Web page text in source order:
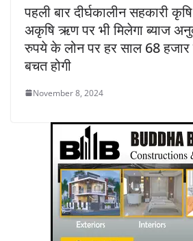
पहली बार दीर्घकालीन सहकारी
अकृषि ऋण पर भी मिलेगा ब्याज
रुपये के लोन पर हर साल 68
बचत होगी
November 8, 2024